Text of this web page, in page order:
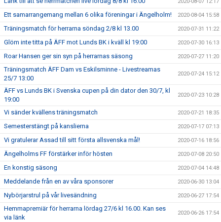
Ett samarrangemang mellan 6 olika föreningar i Ängelholm! 2020-08-04 15:58
Träningsmatch för herrarna söndag 2/8 kl 13.00 2020-07-31 11:22
Glöm inte titta på ÄFF mot Lunds BK i kväll kl 19:00 2020-07-30 16:13
Roar Hansen ger sin syn på herrarnas säsong 2020-07-27 11:20
Träningsmatch ÄFF Dam vs Eskilsminne - Livestreamas
25/7 13:00
2020-07-24 15:12
ÄFF vs Lunds BK i Svenska cupen på din dator den 30/7, kl
19:00
2020-07-23 10:28
Vi sänder kvällens träningsmatch 2020-07-21 18:35
Semesterstängt på kanslierna 2020-07-17 07:13
Vi gratulerar Assad till sitt första allsvenska mål! 2020-07-16 18:56
Ängelholms FF förstärker inför hösten 2020-07-08 20:50
En konstig säsong 2020-07-04 14:48
Meddelande från en av våra sponsorer 2020-06-30 13:04
Nybörjarstrul på vår livesändning 2020-06-27 17:54
Hemmapremiär för herrarna lördag 27/6 kl 16.00. Kan ses
via länk
2020-06-26 17:54